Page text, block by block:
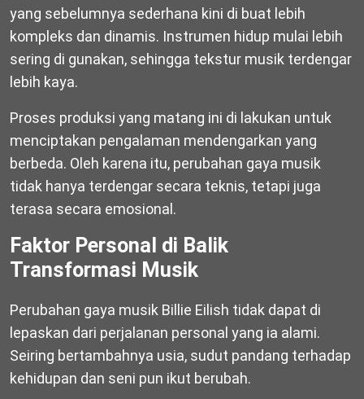
yang sebelumnya sederhana kini di buat lebih
kompleks dan dinamis. Instrumen hidup mulai lebih
sering di gunakan, sehingga tekstur musik terdengar
lebih kaya.
Proses produksi yang matang ini di lakukan untuk
menciptakan pengalaman mendengarkan yang
berbeda. Oleh karena itu, perubahan gaya musik
tidak hanya terdengar secara teknis, tetapi juga
terasa secara emosional.
Faktor Personal di Balik
Transformasi Musik
Perubahan gaya musik Billie Eilish tidak dapat di
lepaskan dari perjalanan personal yang ia alami.
Seiring bertambahnya usia, sudut pandang terhadap
kehidupan dan seni pun ikut berubah.